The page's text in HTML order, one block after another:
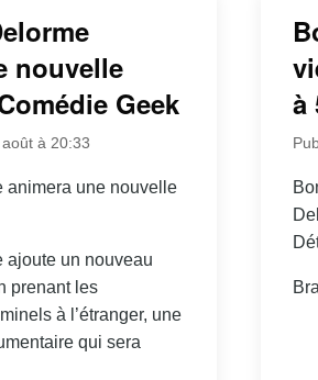
nouvelle
Geek
à 20:33
animera une nouvelle
ajoute un nouveau
prenant les
à l’étranger, une
qui sera
à